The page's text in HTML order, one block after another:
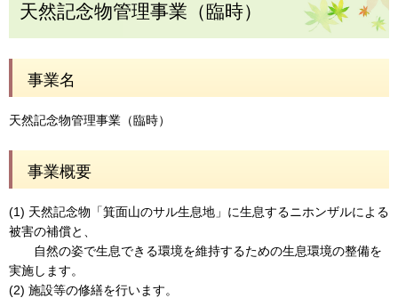
天然記念物管理事業（臨時）
事業名
天然記念物管理事業（臨時）
事業概要
(1) 天然記念物「箕面山のサル生息地」に生息するニホンザルによる
被害の補償と、
自然の姿で生息できる環境を維持するための生息環境の整備を
実施します。
(2) 施設等の修繕を行います。